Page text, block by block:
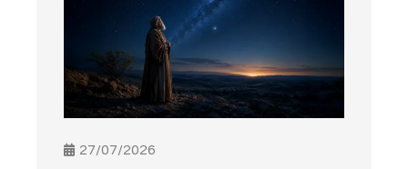
27/07/2026